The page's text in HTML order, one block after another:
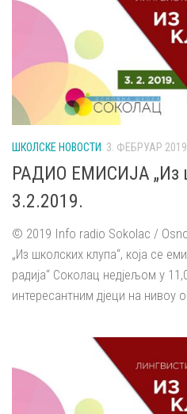
ШКОЛСКЕ НОВОСТИ 3. ФЕБРУАР 2019.
РАДИО ЕМИСИЈА „Из
3.2.2019.
© 2019 Info radio Sokolac /
„Из школских клупа“, која се
радија“ Соколац недјељом у
интересантним дјеци на нивоу